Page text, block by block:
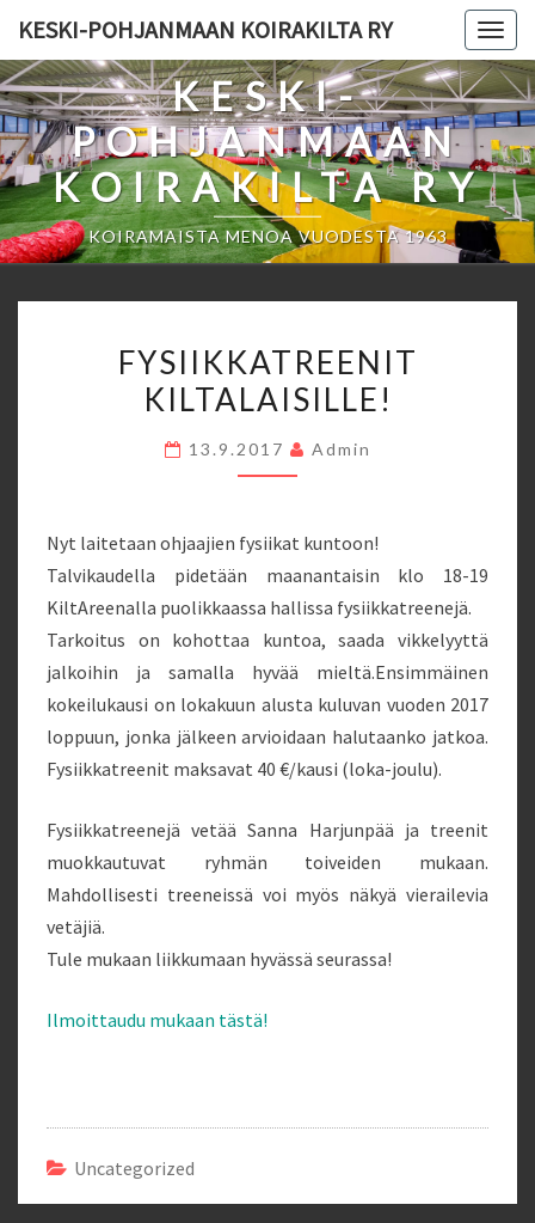
content
KESKI-POHJANMAAN KOIRAKILTA RY
KESKI-
POHJANMAAN
KOIRAKILTA RY
KOIRAMAISTA MENOA VUODESTA 1963
KILTALAISILLE!
FYSIIKKATREENIT
KILTALAISILLE!
13.9.2017 Admin
Nyt laitetaan ohjaajien fysiikat kuntoon!
Talvikaudella pidetään maanantaisin klo 18-19
KiltAreenalla puolikkaassa hallissa fysiikkatreenejä.
Tarkoitus on kohottaa kuntoa, saada vikkelyyttä
jalkoihin ja samalla hyvää mieltä.Ensimmäinen
kokeilukausi on lokakuun alusta kuluvan vuoden 2017
loppuun, jonka jälkeen arvioidaan halutaanko jatkoa.
Fysiikkatreenit maksavat 40 €/kausi (loka-joulu).
Fysiikkatreenejä vetää Sanna Harjunpää ja treenit
muokkautuvat ryhmän toiveiden mukaan.
Mahdollisesti treeneissä voi myös näkyä vierailevia
vetäjiä.
Tule mukaan liikkumaan hyvässä seurassa!
Ilmoittaudu mukaan tästä!
Uncategorized